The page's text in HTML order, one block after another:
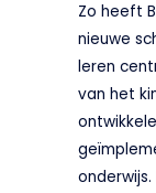
Zo heeft
nieuwe
leren
van het